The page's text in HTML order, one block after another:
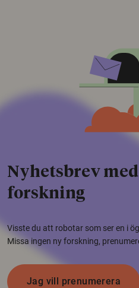
Nyhetsbrev
forskning
Visste du att robotar som ser en i
Missa ingen ny forskning,
Jag vill prenumerera